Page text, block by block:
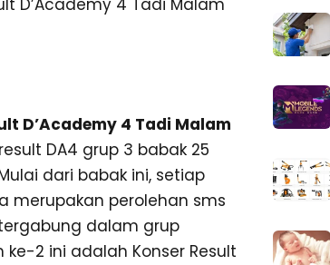
D’Academy 4 Tadi Malam
DA4 grup 3 babak 25
dari babak ini, setiap
merupakan perolehan sms
dalam grup
2 ini adalah Konser Result